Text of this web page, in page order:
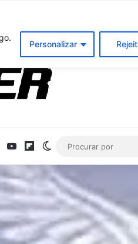
Personalizar
YouTubeFlipboardSwitch skin